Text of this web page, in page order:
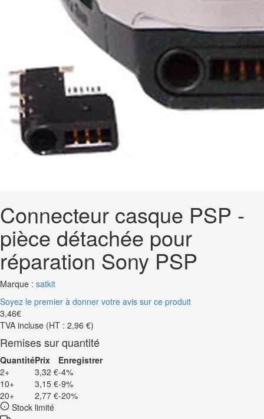
Connecteur casque PSP -
pièce détachée pour
réparation Sony PSP
Marque : satkit
Soyez le premier à donner votre avis sur ce produit
3,46€
TVA incluse (HT : 2,96 €)
Remises sur quantité
QuantitéPrix
Enregistrer
2+
3,32 €-4%
10+
3,15 €-9%
20+
2,77 €-20%
Stock limité